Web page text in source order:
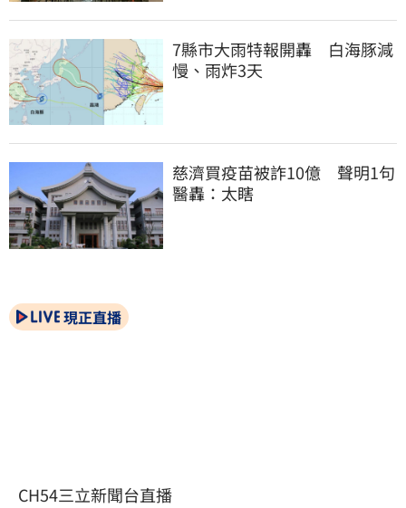
7縣市大雨特報開轟　白海豚減
慢、雨炸3天
慈濟買疫苗被詐10億　聲明1句
醫轟：太瞎
現正直播
CH54三立新聞台直播